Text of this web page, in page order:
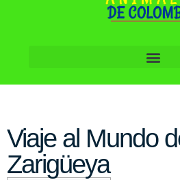
Viaje al Mundo
Zarigüeya